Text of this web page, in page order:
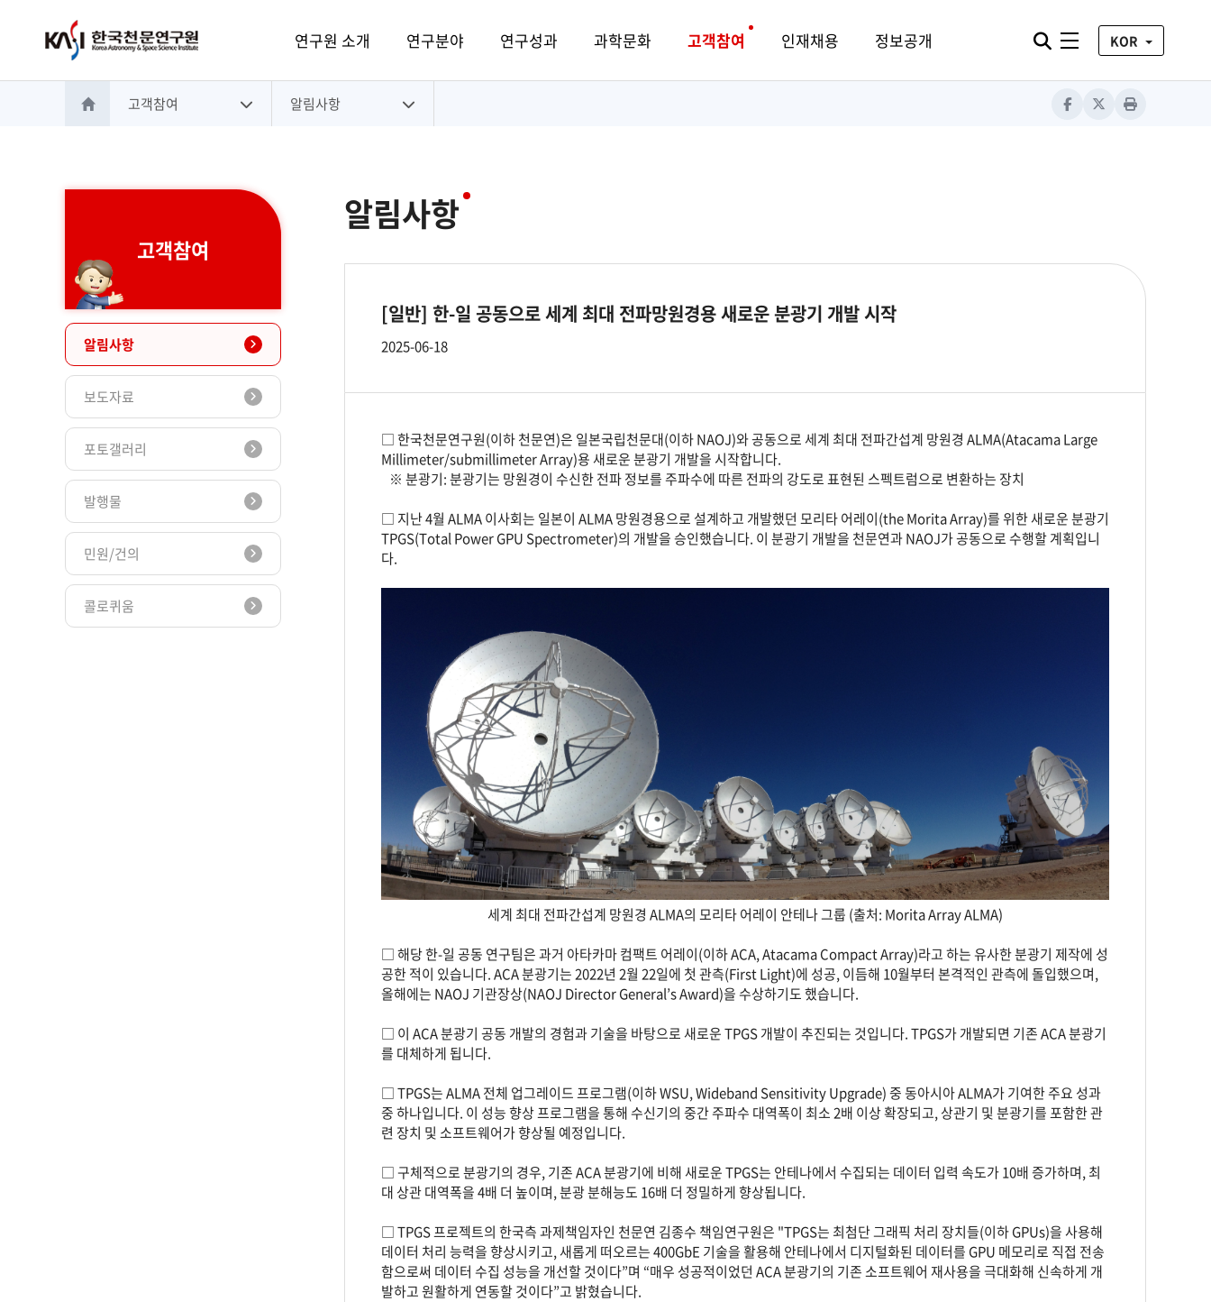
주메뉴연구원 소개 연구분야 연구성과 과학문화 고객참여 인재채용 정보공개 통합검색 열기
전체메뉴KOR
홈으로 이동
고객참여 알림사항 Facebook
X Print
고객참여
알림사항
보도자료
포토갤러리
발행물
민원/건의
콜로퀴움
알림사항
[일반] 한-일 공동으로 세계 최대 전파망원경용 새로운 분광기 개발 시작
2025-06-18
□ 한국천문연구원(이하 천문연)은 일본국립천문대(이하 NAOJ)와 공동으로 세계 최대 전파간섭계 망원경 ALMA(Atacama Large
Millimeter/submillimeter Array)용 새로운 분광기 개발을 시작합니다.
※ 분광기: 분광기는 망원경이 수신한 전파 정보를 주파수에 따른 전파의 강도로 표현된 스펙트럼으로 변환하는 장치
□ 지난 4월 ALMA 이사회는 일본이 ALMA 망원경용으로 설계하고 개발했던 모리타 어레이(the Morita Array)를 위한 새로운 분광기
TPGS(Total Power GPU Spectrometer)의 개발을 승인했습니다. 이 분광기 개발을 천문연과 NAOJ가 공동으로 수행할 계획입니
다.
세계 최대 전파간섭계 망원경 ALMA의 모리타 어레이 안테나 그룹 (출처: Morita Array ALMA)
□ 해당 한-일 공동 연구팀은 과거 아타카마 컴팩트 어레이(이하 ACA, Atacama Compact Array)라고 하는 유사한 분광기 제작에 성
공한 적이 있습니다. ACA 분광기는 2022년 2월 22일에 첫 관측(First Light)에 성공, 이듬해 10월부터 본격적인 관측에 돌입했으며,
올해에는 NAOJ 기관장상(NAOJ Director General’s Award)을 수상하기도 했습니다.
□ 이 ACA 분광기 공동 개발의 경험과 기술을 바탕으로 새로운 TPGS 개발이 추진되는 것입니다. TPGS가 개발되면 기존 ACA 분광기
를 대체하게 됩니다.
□ TPGS는 ALMA 전체 업그레이드 프로그램(이하 WSU, Wideband Sensitivity Upgrade) 중 동아시아 ALMA가 기여한 주요 성과
중 하나입니다. 이 성능 향상 프로그램을 통해 수신기의 중간 주파수 대역폭이 최소 2배 이상 확장되고, 상관기 및 분광기를 포함한 관
련 장치 및 소프트웨어가 향상될 예정입니다.
□ 구체적으로 분광기의 경우, 기존 ACA 분광기에 비해 새로운 TPGS는 안테나에서 수집되는 데이터 입력 속도가 10배 증가하며, 최
대 상관 대역폭을 4배 더 높이며, 분광 분해능도 16배 더 정밀하게 향상됩니다.
□ TPGS 프로젝트의 한국측 과제책임자인 천문연 김종수 책임연구원은 "TPGS는 최첨단 그래픽 처리 장치들(이하 GPUs)을 사용해
데이터 처리 능력을 향상시키고, 새롭게 떠오르는 400GbE 기술을 활용해 안테나에서 디지털화된 데이터를 GPU 메모리로 직접 전송
함으로써 데이터 수집 성능을 개선할 것이다”며 “매우 성공적이었던 ACA 분광기의 기존 소프트웨어 재사용을 극대화해 신속하게 개
발하고 원활하게 연동할 것이다”고 밝혔습니다.